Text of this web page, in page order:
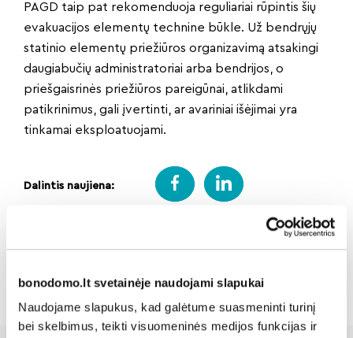
bonodomo.lt svetainėje naudojami slapukai
Naudojame slapukus, kad galėtume suasmeninti turinį
bei skelbimus, teikti visuomeninės medijos funkcijas ir
PAGD taip pat rekomenduoja reguliariai rūpintis šių
evakuacijos elementų technine būkle. Už bendrųjų
statinio elementų priežiūros organizavimą atsakingi
daugiabučių administratoriai arba bendrijos, o
priešgaisrinės priežiūros pareigūnai, atlikdami
patikrinimus, gali įvertinti, ar avariniai išėjimai yra
tinkamai eksploatuojami.
Dalintis naujiena:
Atgal